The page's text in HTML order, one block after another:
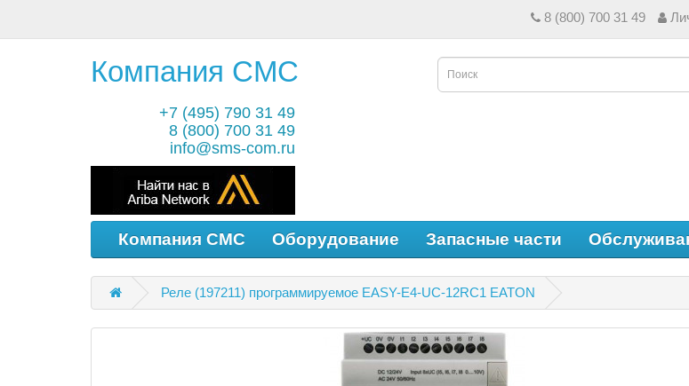
8 (800) 700 31 49
Компания СМС
+7 (495) 790 31 49
8 (800) 700 31 49
info@sms-com.ru
Компания СМС Оборудование Запасные части
Реле (197211) программируемое EASY-E4-UC-12RC1 EATON